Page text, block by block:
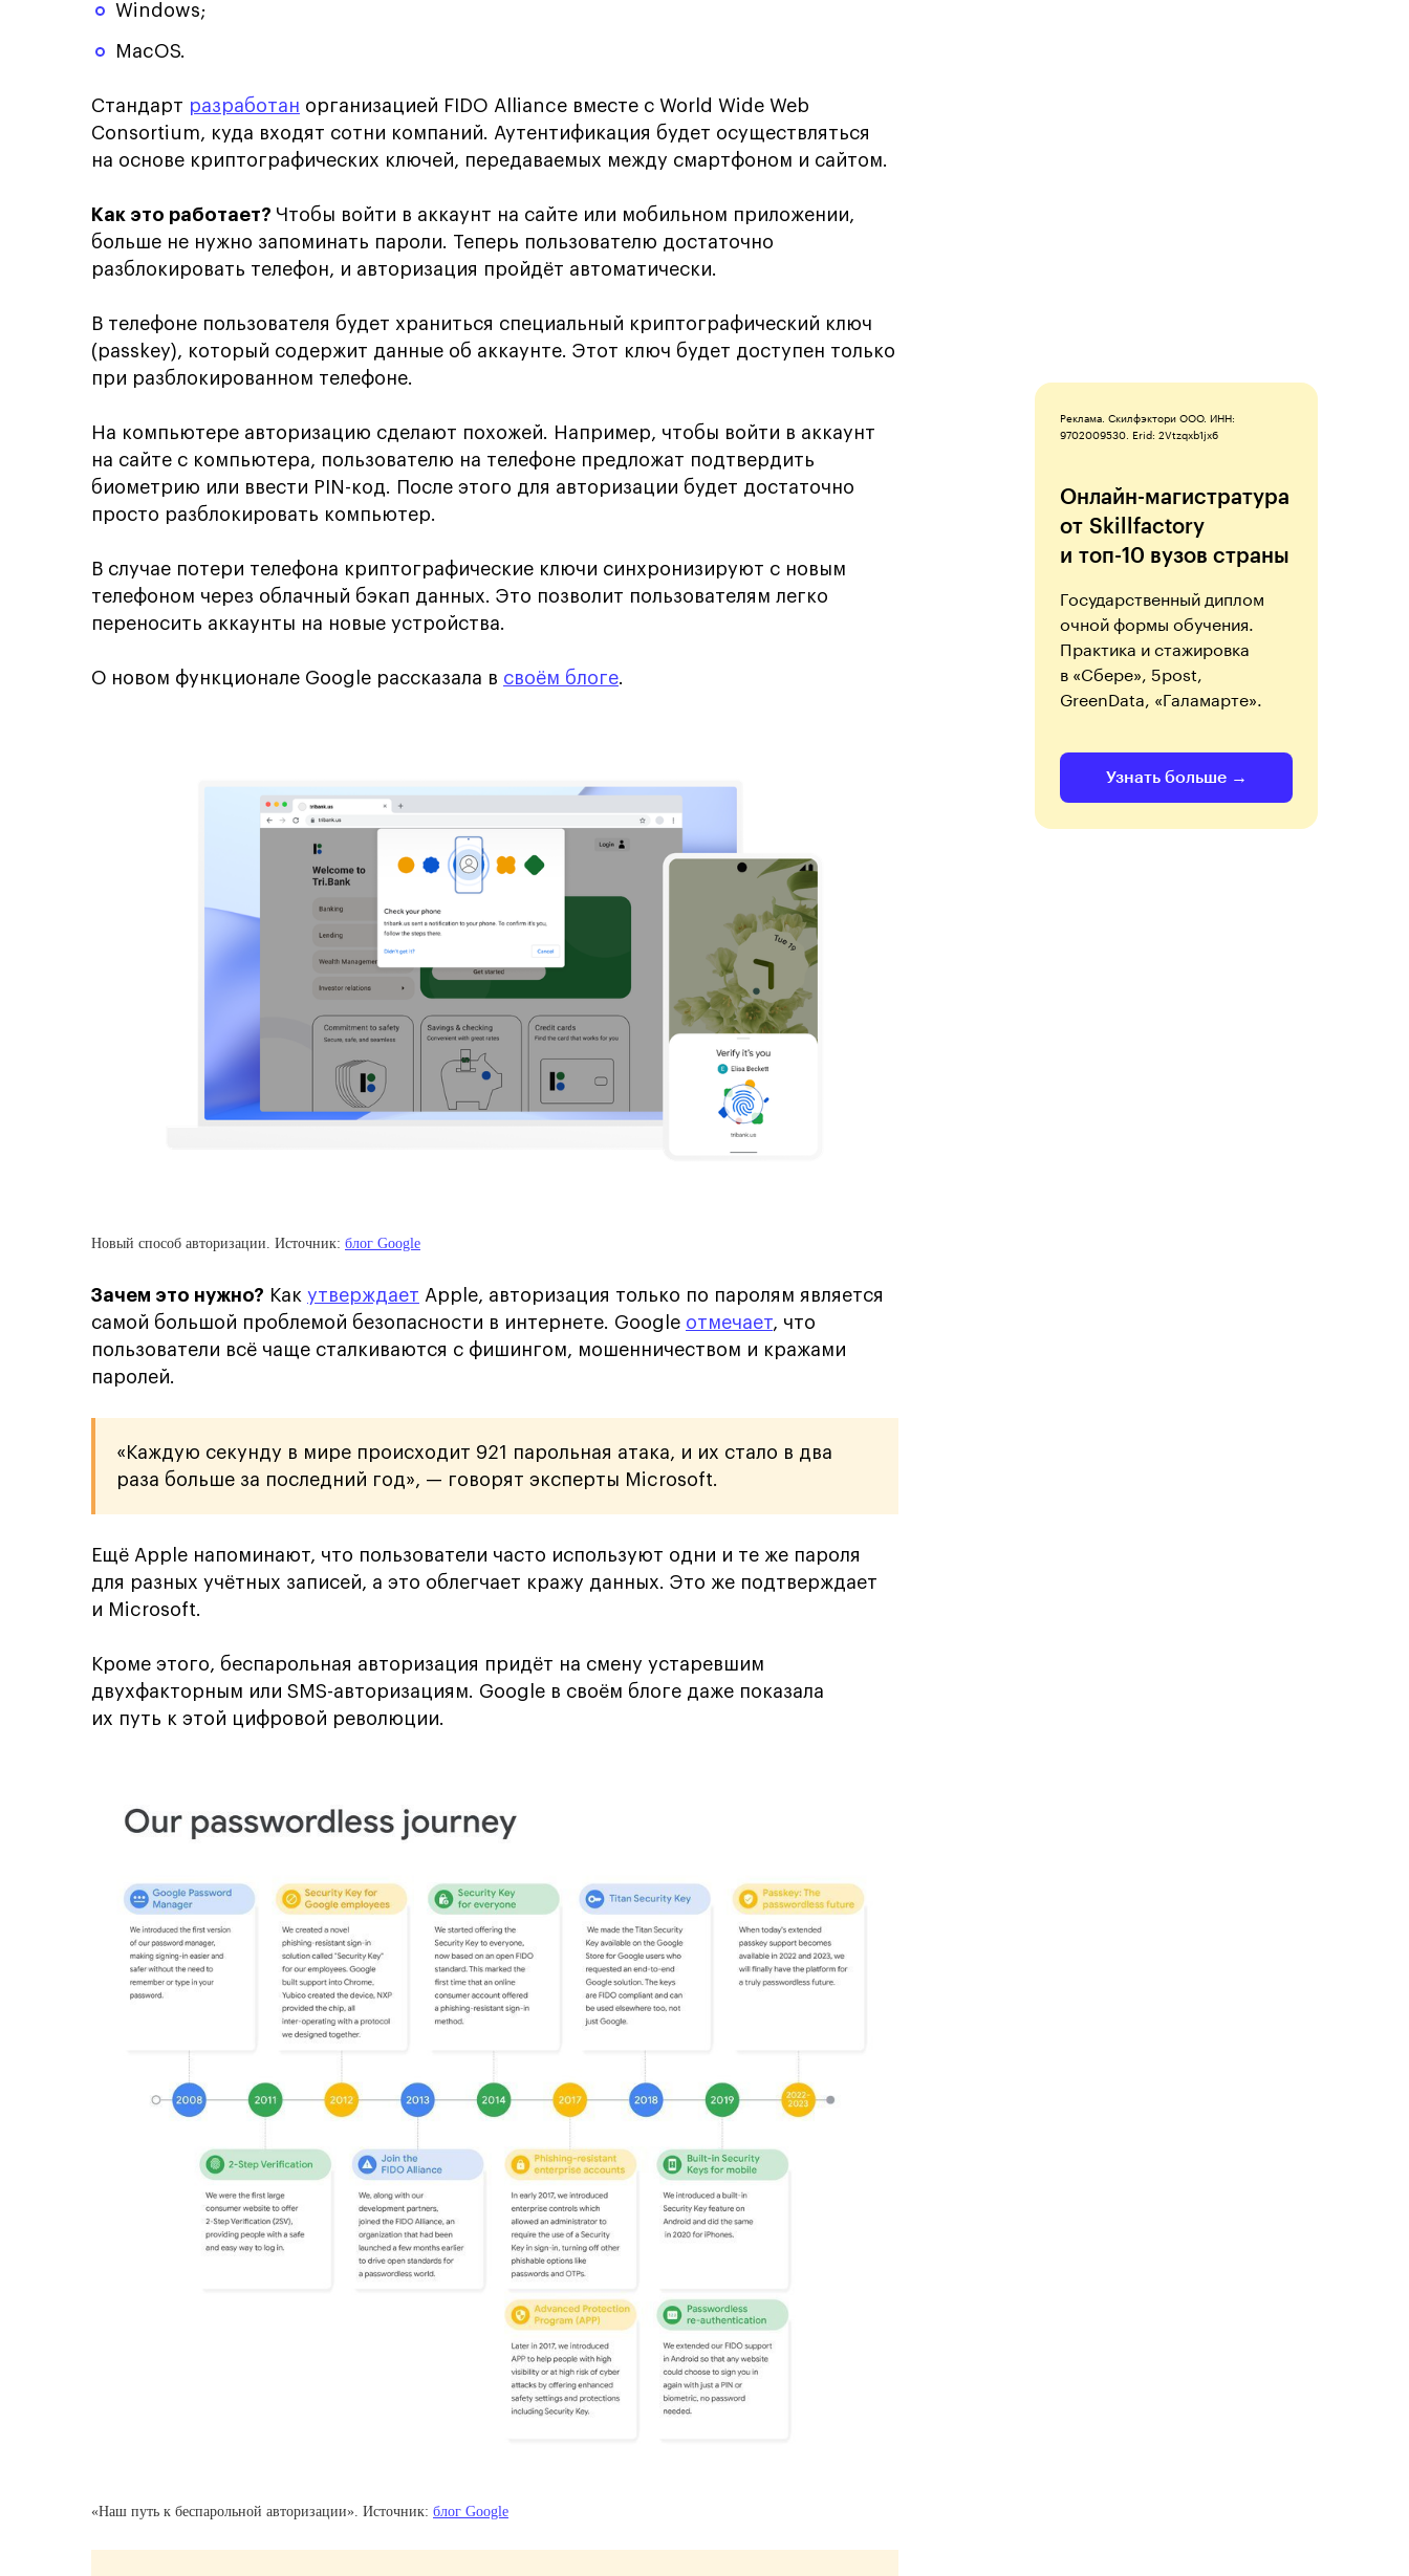
Реклама. Скилфэктори ООО. ИНН:
9702009530. Erid: 2Vtzqxb1jx6
Онлайн-магистратура
от Skillfactory
и топ-10 вузов страны
Государственный диплом
очной формы обучения .
Практика и стажировка
в «Сбере», 5post,
GreenData, «Галамарте».
Узнать больше →
Windows;
MacOS.
Стандарт разработан организацией FIDO Alliance вместе с World Wide Web
Consortium, куда входят сотни компаний. Аутентификация будет осуществляться
на основе криптографических ключей, передаваемых между смартфоном и сайтом.
Как это работает? Чтобы войти в аккаунт на сайте или мобильном приложении,
больше не нужно запоминать пароли. Теперь пользователю достаточно
разблокировать телефон, и авторизация пройдёт автоматически.
В телефоне пользователя будет храниться специальный криптографический ключ
(passkey), который содержит данные об аккаунте. Этот ключ будет доступен только
при разблокированном телефоне.
На компьютере авторизацию сделают похожей. Например, чтобы войти в аккаунт
на сайте с компьютера, пользователю на телефоне предложат подтвердить
биометрию или ввести PIN-код. После этого для авторизации будет достаточно
просто разблокировать компьютер.
В случае потери телефона криптографические ключи синхронизируют с новым
телефоном через облачный бэкап данных. Это позволит пользователям легко
переносить аккаунты на новые устройства.
О новом функционале Google рассказала в своём блоге.
Новый способ авторизации. Источник: блог Google
Зачем это нужно? Как утверждает Apple, авторизация только по паролям является
самой большой проблемой безопасности в интернете. Google отмечает, что
пользователи всё чаще сталкиваются с фишингом, мошенничеством и кражами
паролей.
«Каждую секунду в мире происходит 921 парольная атака, и их стало в два
раза больше за последний год», — говорят эксперты Microsoft.
Ещё Apple напоминают, что пользователи часто используют одни и те же пароля
для разных учётных записей, а это облегчает кражу данных. Это же подтверждает
и Microsoft.
Кроме этого, беспарольная авторизация придёт на смену устаревшим
двухфакторным или SMS-авторизациям. Google в своём блоге даже показала
их путь к этой цифровой революции.
«Наш путь к беспарольной авторизации». Источник: блог Google